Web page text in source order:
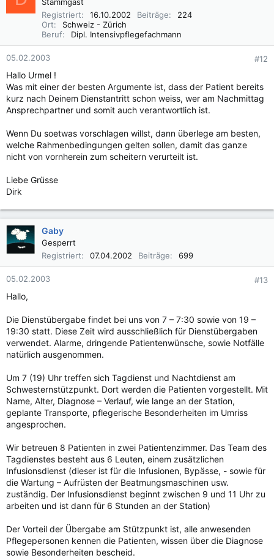
Registriert
16.10.2002 Beiträge
224
Ort
Schweiz - Zürich
Beruf
Dipl. Intensivpflegefachmann
05.02.2003 #12
Hallo Urmel !
Was mit einer der besten Argumente ist, dass der Patient bereits
kurz nach Deinem Dienstantritt schon weiss, wer am Nachmittag
Ansprechpartner und somit auch verantwortlich ist.
Wenn Du soetwas vorschlagen willst, dann überlege am besten,
welche Rahmenbedingungen gelten sollen, damit das ganze
nicht von vornherein zum scheitern verurteilt ist.
Liebe Grüsse
Dirk
Gaby
Gesperrt
Registriert
07.04.2002 Beiträge 699
05.02.2003 #13
Hallo,
Die Dienstübergabe findet bei uns von 7 – 7:30 sowie von 19 –
19:30 statt. Diese Zeit wird ausschließlich für Dienstübergaben
verwendet. Alarme, dringende Patientenwünsche, sowie Notfälle
natürlich ausgenommen.
Um 7 (19) Uhr treffen sich Tagdienst und Nachtdienst am
Schwesternstützpunkt. Dort werden die Patienten vorgestellt. Mit
Name, Alter, Diagnose – Verlauf, wie lange an der Station,
geplante Transporte, pflegerische Besonderheiten im Umriss
angesprochen.
Wir betreuen 8 Patienten in zwei Patientenzimmer. Das Team des
Tagdienstes besteht aus 6 Leuten, einem zusätzlichen
Infusionsdienst (dieser ist für die Infusionen, Bypässe, - sowie für
die Wartung – Aufrüsten der Beatmungsmaschinen usw.
zuständig. Der Infusionsdienst beginnt zwischen 9 und 11 Uhr zu
arbeiten und ist dann für 6 Stunden an der Station)
Der Vorteil der Übergabe am Stützpunkt ist, alle anwesenden
Pflegepersonen kennen die Patienten, wissen über die Diagnose
sowie Besonderheiten bescheid.